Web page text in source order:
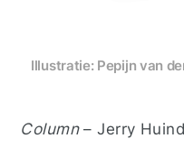
Illustratie: Pepijn van
Column– Jerry